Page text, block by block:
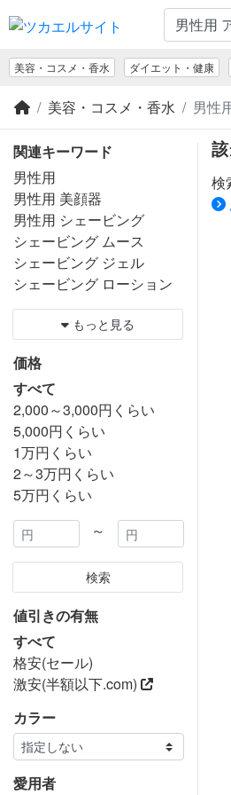
美容・コスメ・香水 ダイエット・健康
美容・コスメ・香水 男性
関連キーワード
男性用
男性用 美顔器
男性用 シェービング
シェービング ムース
シェービング ジェル
シェービング ローション
もっと見る
価格
すべて
2,000～3,000円くらい
5,000円くらい
1万円くらい
2～3万円くらい
5万円くらい
～
検索
値引きの有無
すべて
格安(セール)
激安(半額以下.com)
カラー
愛用者
検